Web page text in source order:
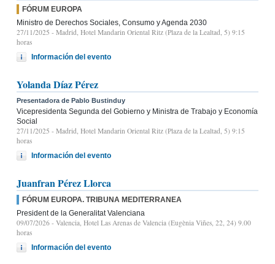
FÓRUM EUROPA
Ministro de Derechos Sociales, Consumo y Agenda 2030
27/11/2025 - Madrid, Hotel Mandarin Oriental Ritz (Plaza de la Lealtad, 5) 9:15
horas
Información del evento
Yolanda Díaz Pérez
Presentadora de Pablo Bustinduy
Vicepresidenta Segunda del Gobierno y Ministra de Trabajo y Economía
Social
27/11/2025 - Madrid, Hotel Mandarin Oriental Ritz (Plaza de la Lealtad, 5) 9:15
horas
Información del evento
Juanfran Pérez Llorca
FÓRUM EUROPA. TRIBUNA MEDITERRANEA
President de la Generalitat Valenciana
09/07/2026 - Valencia, Hotel Las Arenas de Valencia (Eugènia Viñes, 22, 24) 9.00
horas
Información del evento